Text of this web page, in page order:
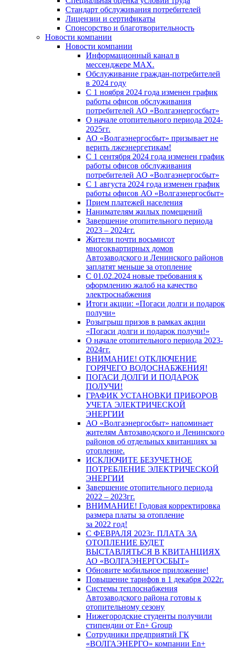
Стандарт обслуживания потребителей
Лицензии и сертификаты
Спонсорство и благотворительность
Новости компании
Новости компании
Информационный канал в
мессенджере MAX.
Обслуживание граждан-потребителей
в 2024 году
С 1 ноября 2024 года изменен график
работы офисов обслуживания
потребителей АО «Волгаэнергосбыт»
О начале отопительного периода 2024-
2025гг.
АО «Волгаэнергосбыт» призывает не
верить лжеэнергетикам!
С 1 сентября 2024 года изменен график
работы офисов обслуживания
потребителей АО «Волгаэнергосбыт»
С 1 августа 2024 года изменен график
работы офисов АО «Волгаэнергосбыт»
Прием платежей населения
Нанимателям жилых помещений
Завершение отопительного периода
2023 – 2024гг.
Жители почти восьмисот
многоквартирных домов
Автозаводского и Ленинского районов
заплатят меньше за отопление
С 01.02.2024 новые требования к
оформлению жалоб на качество
электроснабжения
Итоги акции: «Погаси долги и подарок
получи»
Розыгрыш призов в рамках акции
«Погаси долги и подарок получи!»
О начале отопительного периода 2023-
2024гг.
ВНИМАНИЕ! ОТКЛЮЧЕНИЕ
ГОРЯЧЕГО ВОДОСНАБЖЕНИЯ!
ПОГАСИ ДОЛГИ И ПОДАРОК
ПОЛУЧИ!
ГРАФИК УСТАНОВКИ ПРИБОРОВ
УЧЕТА ЭЛЕКТРИЧЕСКОЙ
ЭНЕРГИИ
АО «Волгаэнергосбыт» напоминает
жителям Автозаводского и Ленинского
районов об отдельных квитанциях за
отопление.
ИСКЛЮЧИТЕ БЕЗУЧЕТНОЕ
ПОТРЕБЛЕНИЕ ЭЛЕКТРИЧЕСКОЙ
ЭНЕРГИИ
Завершение отопительного периода
2022 – 2023гг.
ВНИМАНИЕ! Годовая корректировка
размера платы за отопление
за 2022 год!
С ФЕВРАЛЯ 2023г. ПЛАТА ЗА
ОТОПЛЕНИЕ БУДЕТ
ВЫСТАВЛЯТЬСЯ В КВИТАНЦИЯХ
АО «ВОЛГАЭНЕРГОСБЫТ»
Обновите мобильное приложение!
Повышение тарифов в 1 декабря 2022г.
Системы теплоснабжения
Автозаводского района готовы к
отопительному сезону
Нижегородские студенты получили
стипендии от En+ Group
Сотрудники предприятий ГК
«ВОЛГАЭНЕРГО» компании En+